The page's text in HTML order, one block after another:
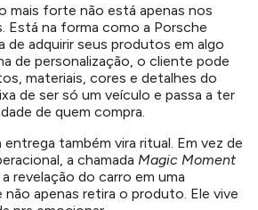
mais forte não está apenas nos
Está na forma como a Porsche
de adquirir seus produtos em algo
de personalização, o cliente pode
materiais, cores e detalhes do
de ser só um veículo e passa a ter
de quem compra.
entrega também vira ritual. Em vez de
a chamada Magic Moment
revelação do carro em uma
não apenas retira o produto. Ele vive